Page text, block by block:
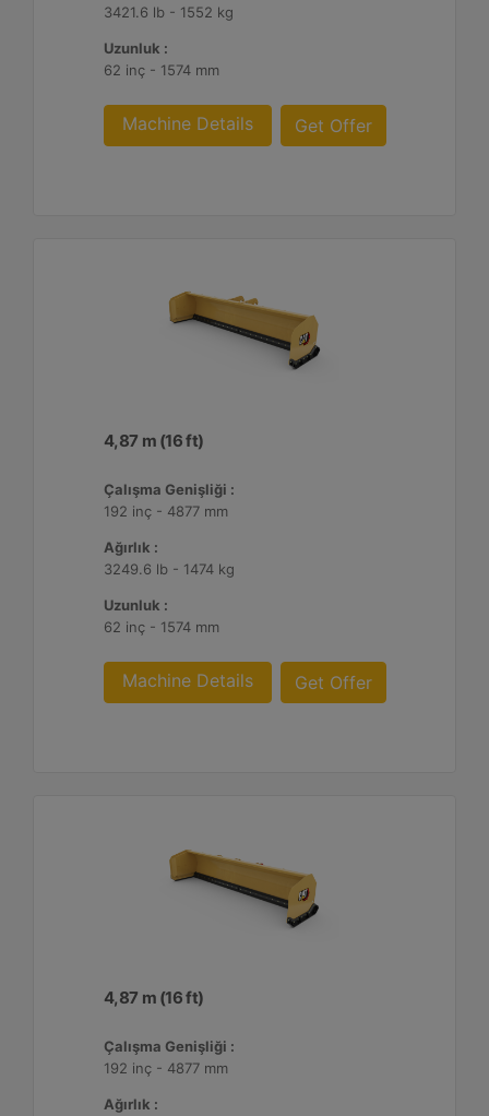
3421.6 lb - 1552 kg
Uzunluk :
62 inç - 1574 mm
Machine Details Get Offer
4,87 m (16 ft)
Çalışma Genişliği :
192 inç - 4877 mm
Ağırlık :
3249.6 lb - 1474 kg
Uzunluk :
62 inç - 1574 mm
Machine Details Get Offer
4,87 m (16 ft)
Çalışma Genişliği :
192 inç - 4877 mm
Ağırlık :